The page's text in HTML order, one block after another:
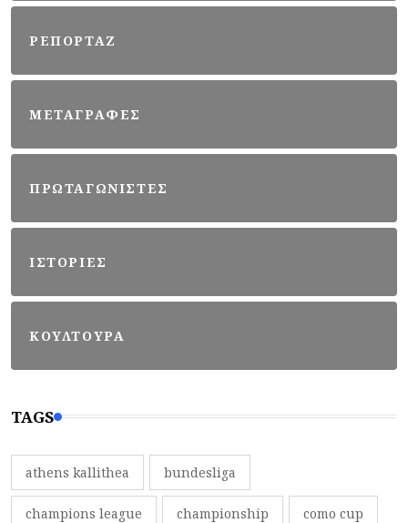
ΡΕΠΟΡΤΑΖ
ΜΕΤΑΓΡΑΦΕΣ
ΠΡΩΤΑΓΩΝΙΣΤΕΣ
ΙΣΤΟΡΙΕΣ
ΚΟΥΛΤΟΥΡΑ
TAGS
athens kallithea bundesliga
champions league championship como cup